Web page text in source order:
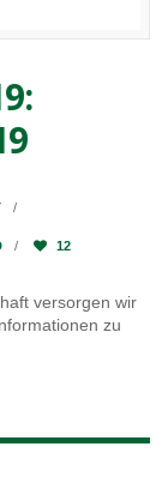
12
versorgen wir
zu